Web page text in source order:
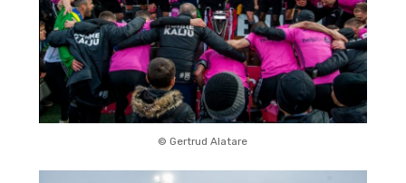
© Gertrud Alatare